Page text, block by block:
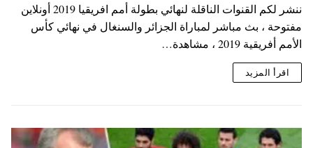
ننشر لكم القنوات الناقلة لنهائي بطولة أمم افريقيا 2019 أونلاين
مفتوحة ، بث مباشر لمباراة الجزائر والسنغال في نهائي كأس
الأمم أفريقية 2019 ، مشاهدة…
اقرأ المزيد